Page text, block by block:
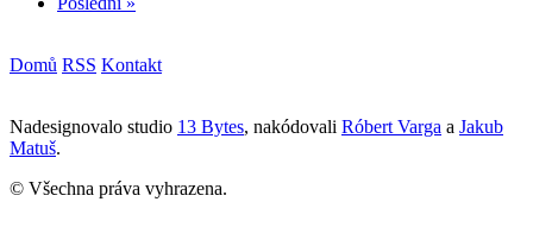
Domů RSS Kontakt
Nadesignovalo studio 13 Bytes, nakódovali Róbert Varga a Jakub
Matuš.
© Všechna práva vyhrazena.